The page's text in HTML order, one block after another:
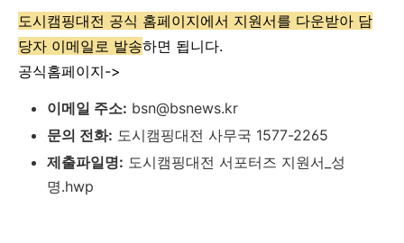
도시캠핑대전 공식 홈페이지에서 지원서를 다운받아 담
당자 이메일로 발송하면 됩니다.
공식홈페이지->
이메일 주소: bsn@bsnews.kr
문의 전화: 도시캠핑대전 사무국 1577-2265
제출파일명: 도시캠핑대전 서포터즈 지원서_성
명.hwp